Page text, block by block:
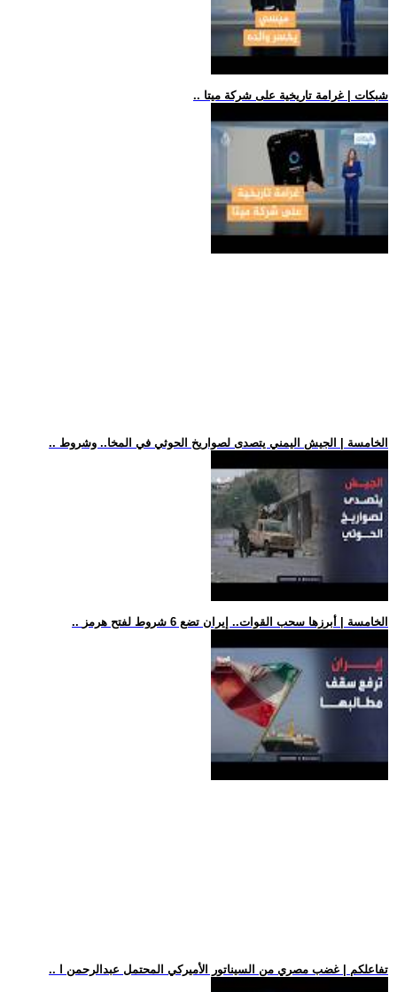
.. شبكات | غرامة تاريخية على شركة ميتا
.. الخامسة | الجيش اليمني يتصدى لصواريخ الحوثي في المخا.. وشروط
.. الخامسة | أبرزها سحب القوات.. إيران تضع 6 شروط لفتح هرمز
.. تفاعلكم | غضب مصري من السيناتور الأميركي المحتمل عبدالرحمن ا